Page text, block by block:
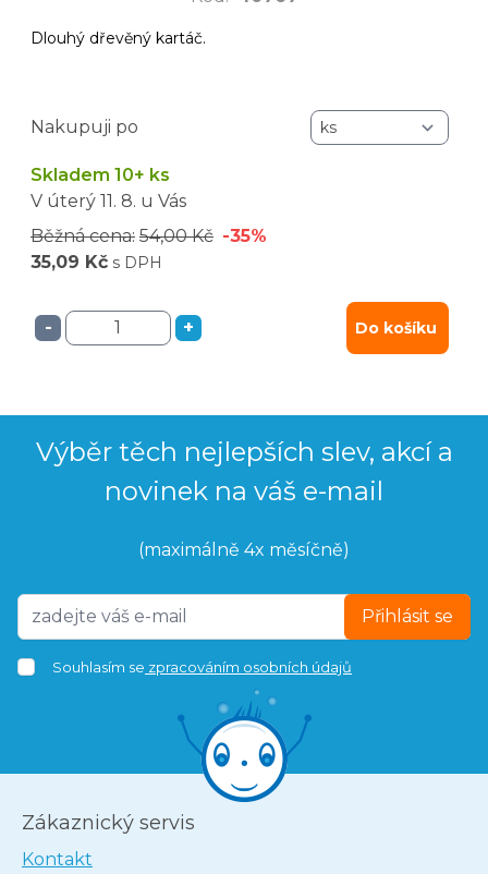
Dlouhý dřevěný kartáč.
Nakupuji po
Skladem 10+ ks
V úterý 11. 8. u Vás
Běžná cena: 54,00 Kč -35%
35,09 Kč s DPH
- + Do košíku
Výběr těch nejlepších slev, akcí a
novinek na váš e-mail
(maximálně 4x měsíčně)
Přihlásit se
Souhlasím se zpracováním osobních údajů
Zákaznický servis
Kontakt